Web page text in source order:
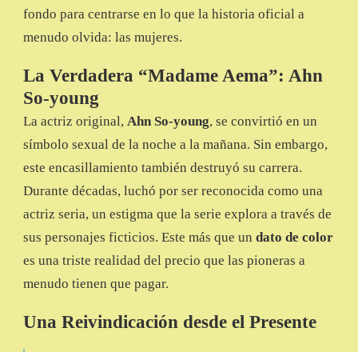
fondo para centrarse en lo que la historia oficial a
menudo olvida: las mujeres.
La Verdadera “Madame Aema”: Ahn
So-young
La actriz original, Ahn So-young, se convirtió en un
símbolo sexual de la noche a la mañana. Sin embargo,
este encasillamiento también destruyó su carrera.
Durante décadas, luchó por ser reconocida como una
actriz seria, un estigma que la serie explora a través de
sus personajes ficticios. Este más que un dato de color
es una triste realidad del precio que las pioneras a
menudo tienen que pagar.
Una Reivindicación desde el Presente